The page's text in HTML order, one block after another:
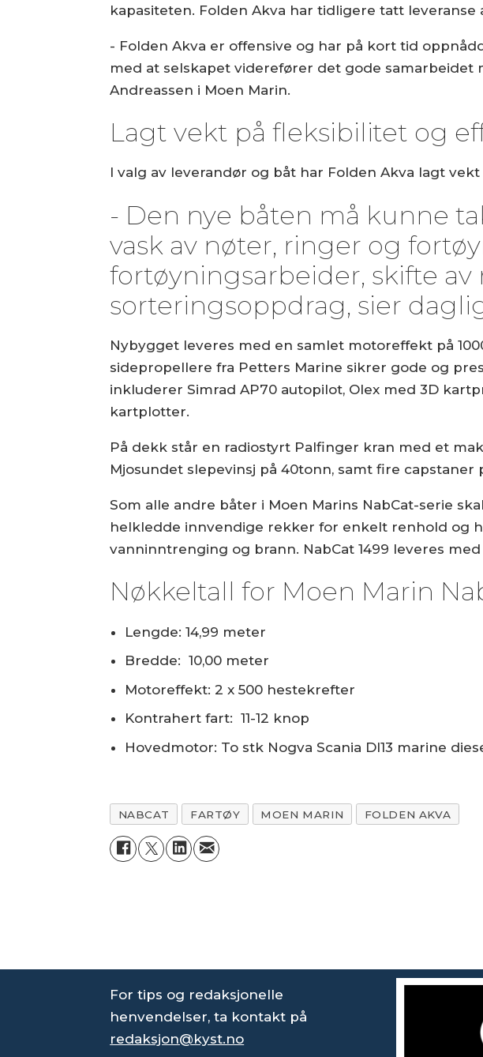
kapasiteten. Folden Akva har tidligere tatt leveranse
- Folden Akva er offensive og har på kort tid
med at selskapet viderefører det gode
Andreassen i Moen Marin.
Lagt vekt på fleksibilitet og
I valg av leverandør og båt har Folden Akva lagt
- Den nye båten må kunne
vask av nøter, ringer og
fortøyningsarbeider, skifte
sorteringsoppdrag, sier
Nybygget leveres med en samlet motoreffekt på
sidepropellere fra Petters Marine sikrer gode og
inkluderer Simrad AP70 autopilot, Olex med 3D
kartplotter.
På dekk står en radiostyrt Palfinger kran med et
Mjosundet slepevinsj på 40tonn, samt fire capstaner
Som alle andre båter i Moen Marins NabCat-serie
helkledde innvendige rekker for enkelt renhold og
vanninntrenging og brann. NabCat 1499 leveres
Nøkkeltall for Moen Marin
Lengde: 14,99 meter
Bredde: 10,00 meter
Motoreffekt: 2 x 500 hestekrefter
Kontrahert fart: 11-12 knop
Hovedmotor: To stk Nogva Scania DI13 marine
NABCAT FARTØY MOEN MARIN FOLDEN AKVA
For tips og redaksjonelle
henvendelser, ta kontakt på
redaksjon@kyst.no